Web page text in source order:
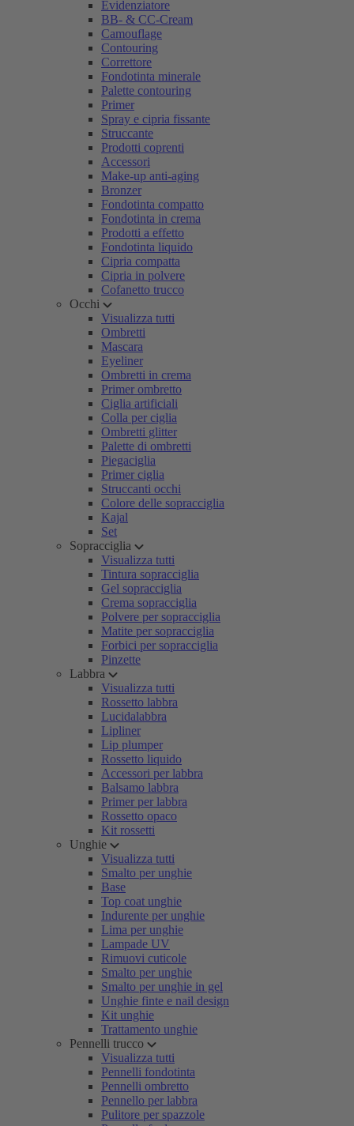
Evidenziatore
BB- & CC-Cream
Camouflage
Contouring
Correttore
Fondotinta minerale
Palette contouring
Primer
Spray e cipria fissante
Struccante
Prodotti coprenti
Accessori
Make-up anti-aging
Bronzer
Fondotinta compatto
Fondotinta in crema
Prodotti a effetto
Fondotinta liquido
Cipria compatta
Cipria in polvere
Cofanetto trucco
Occhi
Visualizza tutti
Ombretti
Mascara
Eyeliner
Ombretti in crema
Primer ombretto
Ciglia artificiali
Colla per ciglia
Ombretti glitter
Palette di ombretti
Piegaciglia
Primer ciglia
Struccanti occhi
Colore delle sopracciglia
Kajal
Set
Sopracciglia
Visualizza tutti
Tintura sopracciglia
Gel sopracciglia
Crema sopracciglia
Polvere per sopracciglia
Matite per sopracciglia
Forbici per sopracciglia
Pinzette
Labbra
Visualizza tutti
Rossetto labbra
Lucidalabbra
Lipliner
Lip plumper
Rossetto liquido
Accessori per labbra
Balsamo labbra
Primer per labbra
Rossetto opaco
Kit rossetti
Unghie
Visualizza tutti
Smalto per unghie
Base
Top coat unghie
Indurente per unghie
Lima per unghie
Lampade UV
Rimuovi cuticole
Smalto per unghie
Smalto per unghie in gel
Unghie finte e nail design
Kit unghie
Trattamento unghie
Pennelli trucco
Visualizza tutti
Pennelli fondotinta
Pennelli ombretto
Pennello per labbra
Pulitore per spazzole